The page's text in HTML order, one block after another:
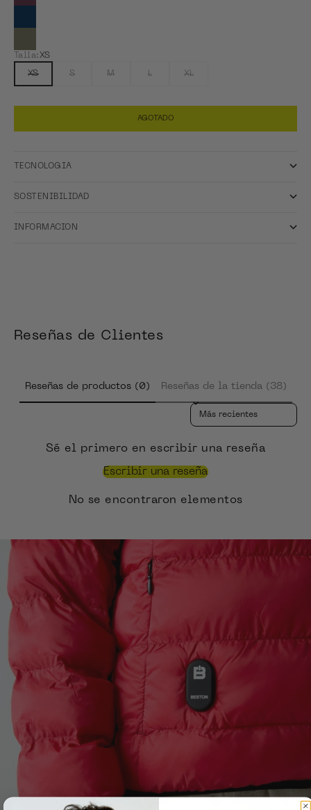
Talla: XS
XS S M L XL
AGOTADO
TECNOLOGIA
SOSTENIBILIDAD
INFORMACION
Reseñas de Clientes
Reseñas de productos (0) Reseñas de la tienda (38)
Sort reviews by
Sé el primero en escribir una reseña
Escribir una reseña
No se encontraron elementos